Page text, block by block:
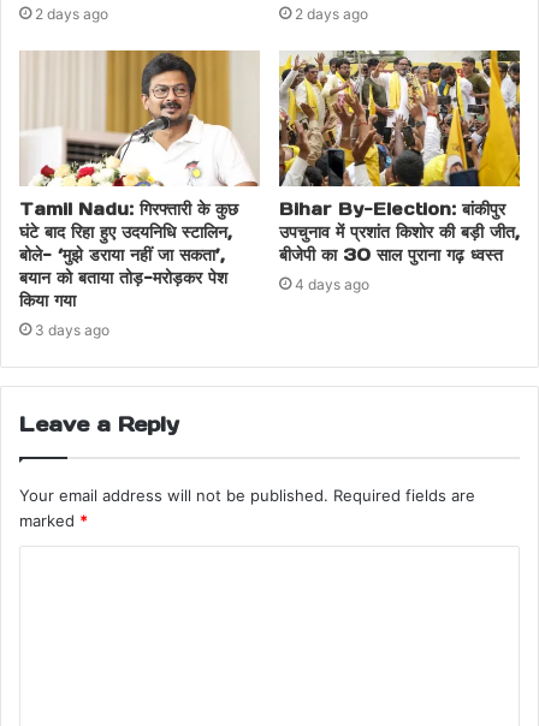
2 days ago 2 days ago
Tamil Nadu: गिरफ्तारी के कुछ
घंटे बाद रिहा हुए उदयनिधि स्टालिन,
बोले- ‘मुझे डराया नहीं जा सकता’,
बयान को बताया तोड़-मरोड़कर पेश
किया गया
3 days ago
Bihar By-Election: बांकीपुर
उपचुनाव में प्रशांत किशोर की बड़ी जीत,
बीजेपी का 30 साल पुराना गढ़ ध्वस्त
4 days ago
Leave a Reply
Your email address will not be published. Required fields are
marked *